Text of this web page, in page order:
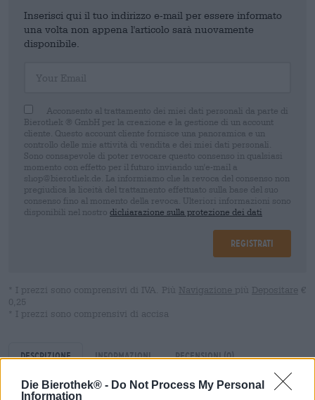
Die Bierothek® - Do Not Process My Personal
Information
Inserisci qui il tuo indirizzo e-mail per essere informato
una volta non appena l'articolo sarà nuovamente
disponibile.
Acconsento al trattamento dei miei dati personali da parte di
Bierothek ® GmbH per la creazione e la gestione di un account
cliente. Questo account cliente fornisce una panoramica e un
controllo delle mie attività di vendita e dei miei dati personali.
Sono consapevole di poter revocare questo consenso in qualsiasi
momento con effetto per il futuro inviando un'e-mail a
shop@bierothek.de. La informiamo che la revoca del consenso non
pregiudica la liceità del trattamento effettuato sulla base del suo
consenso fino al momento della revoca. Ulteriori informazioni sono
disponibili nel nostro dichiarazione sulla protezione dei dati
Registrati
* I prezzi sono comprensivi di IVA. Più Navigazione più Depositare €
0,25
* I prezzi sono comprensivi di accisa
Descrizione Informazioni Recensioni(0)